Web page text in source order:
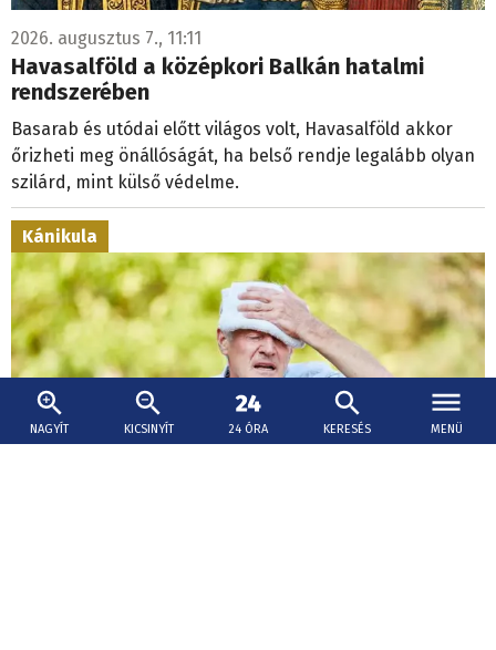
NAGYÍT KICSINYÍT 24 ÓRA KERESÉS MENÜ
2026. augusztus 7., 11:11
Havasalföld a középkori Balkán hatalmi
rendszerében
Basarab és utódai előtt világos volt, Havasalföld akkor
őrizheti meg önállóságát, ha belső rendje legalább olyan
szilárd, mint külső védelme.
Kánikula